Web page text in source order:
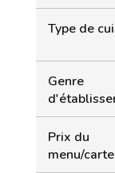
Type de
Genre
Prix du
menu/carte